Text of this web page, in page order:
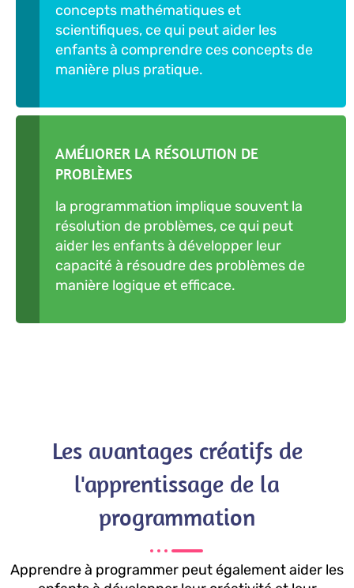
concepts mathématiques et
scientifiques, ce qui peut aider les
enfants à comprendre ces concepts de
manière plus pratique.
AMÉLIORER LA RÉSOLUTION DE
PROBLÈMES
la programmation implique souvent la
résolution de problèmes, ce qui peut
aider les enfants à développer leur
capacité à résoudre des problèmes de
manière logique et efficace.
Les avantages créatifs de
l'apprentissage de la
programmation
Apprendre à programmer peut également aider les